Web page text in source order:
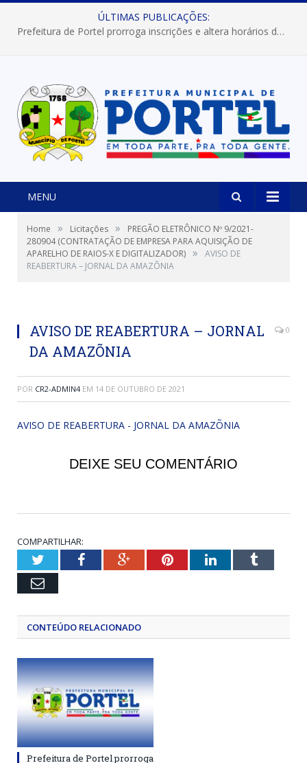
ÚLTIMAS PUBLICAÇÕES:
Prefeitura de Portel prorroga inscrições e altera horários dos concursos “Musa” e “Miss Mix Verão 2026”
MENU
Home » Licitações »
PREGÃO ELETRÔNICO Nº 9/2021-
280904 (CONTRATAÇÃO DE EMPRESA PARA AQUISIÇÃO DE
APARELHO DE RAIOS-X E DIGITALIZADOR) »
AVISO DE
REABERTURA – JORNAL DA AMAZÕNIA
AVISO DE REABERTURA – JORNAL
DA AMAZÕNIA
0
POR CR2-ADMIN4 EM 14 DE OUTUBRO DE 2021
AVISO DE REABERTURA - JORNAL DA AMAZÕNIA
DEIXE SEU COMENTÁRIO
COMPARTILHAR:
TwitterFacebookGoogle+PinterestLinkedInTumblr
Email
CONTEÚDO RELACIONADO
Prefeitura de Portel prorroga